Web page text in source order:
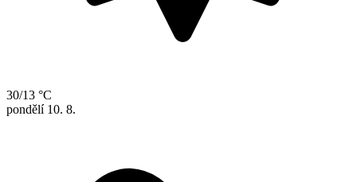
30/13 °C
pondělí 10. 8.